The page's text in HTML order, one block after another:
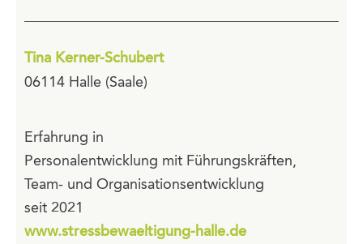
Tina Kerner-Schubert
06114 Halle (Saale)
Erfahrung in
Personalentwicklung mit Führungskräften,
Team- und Organisationsentwicklung
seit 2021
www.stressbewaeltigung-halle.de